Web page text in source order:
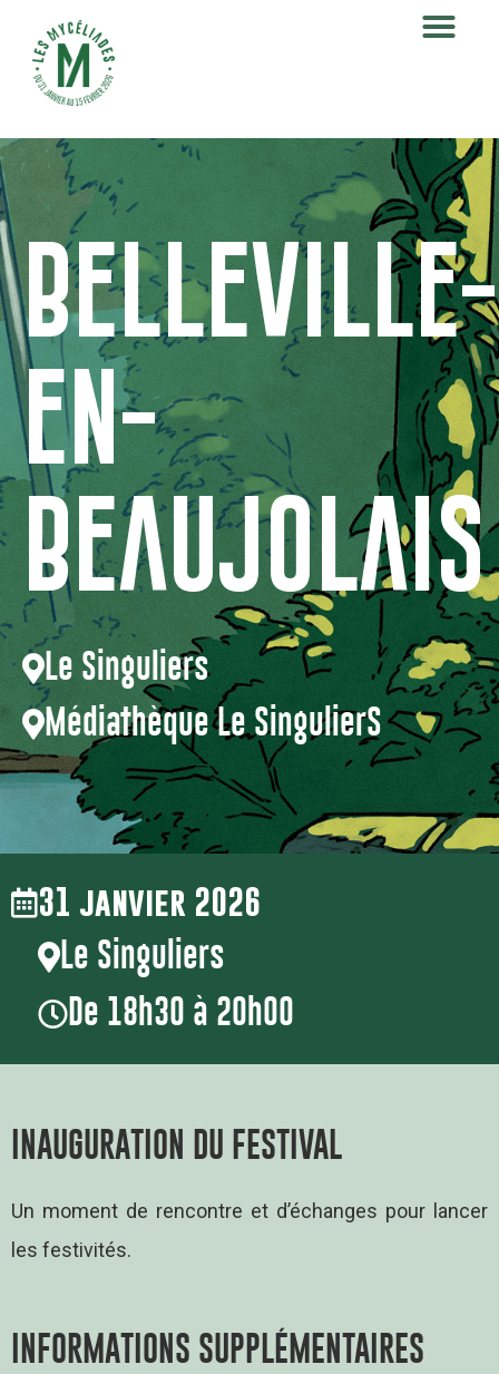
Belleville-
en-
Beaujolais
Le Singuliers
Médiathèque Le SingulierS
31 janvier 2026
Le Singuliers
De 18h30 à 20h00
INAUGURATION DU FESTIVAL
Un moment de rencontre et d’échanges pour lancer
les festivités.
INFORMATIONS SUPPLÉMENTAIRES